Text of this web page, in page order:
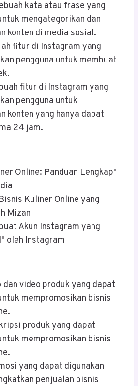
kata atau frase yang
mengategorikan dan
konten di media sosial.
fitur di Instagram yang
pengguna untuk membuat
fitur di Instagram yang
pengguna untuk
konten yang hanya dapat
24 jam.
Online: Panduan Lengkap"
Kuliner Online yang
Mizan
Akun Instagram yang
oleh Instagram
dan video produk yang dapat
mempromosikan bisnis
produk yang dapat
mempromosikan bisnis
yang dapat digunakan
penjualan bisnis